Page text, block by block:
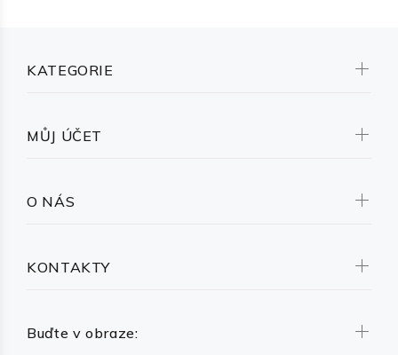
Buďte v obraze:
KATEGORIE
MŮJ ÚČET
O NÁS
KONTAKTY